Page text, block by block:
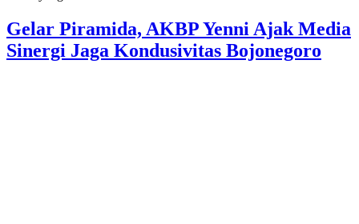
Gelar Piramida, AKBP Yenni Ajak Media
Sinergi Jaga Kondusivitas Bojonegoro